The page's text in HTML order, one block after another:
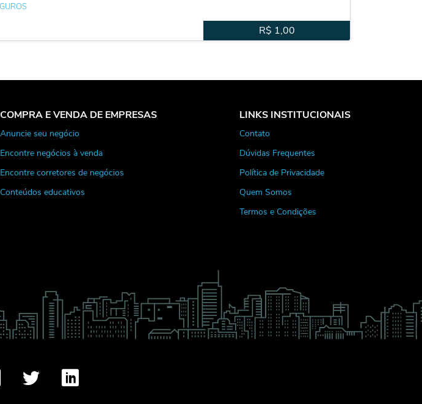
R$ 1,00
COMPRA E VENDA DE EMPRESAS
Anuncie seu negócio
Encontre negócios à venda
Encontre corretores de negócios
Conteúdos educativos
LINKS INSTITUCIONAIS
Contato
Dúvidas Frequentes
Política de Privacidade
Quem Somos
Termos e Condições